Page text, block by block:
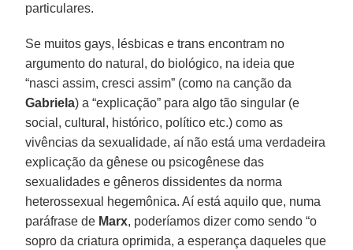
particulares.
Se muitos gays, lésbicas e trans encontram no
argumento do natural, do biológico, na ideia que
“nasci assim, cresci assim” (como na canção da
Gabriela) a “explicação” para algo tão singular (e
social, cultural, histórico, político etc.) como as
vivências da sexualidade, aí não está uma verdadeira
explicação da gênese ou psicogênese das
sexualidades e gêneros dissidentes da norma
heterossexual hegemônica. Aí está aquilo que, numa
paráfrase de Marx, poderíamos dizer como sendo “o
sopro da criatura oprimida, a esperança daqueles que